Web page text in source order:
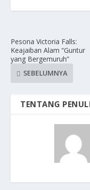
Pesona Victoria Falls:
Keajaiban Alam “Guntur
yang Bergemuruh”
SEBELUMNYA
TENTANG